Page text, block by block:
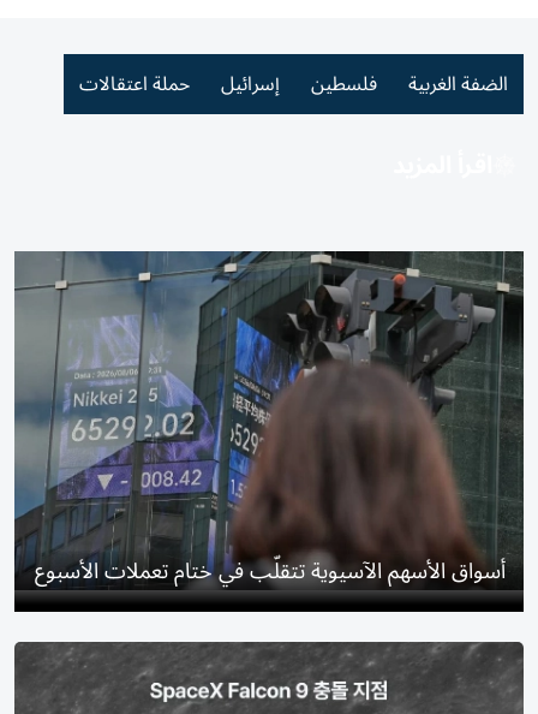
الضفة الغربية فلسطين إسرائيل حملة اعتقالات
أسواق الأسهم الآسيوية تتقلّب في ختام تعملات الأسبوع